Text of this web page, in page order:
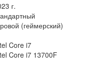
г.
(геймерский)
Core i7
Core i7 13700F